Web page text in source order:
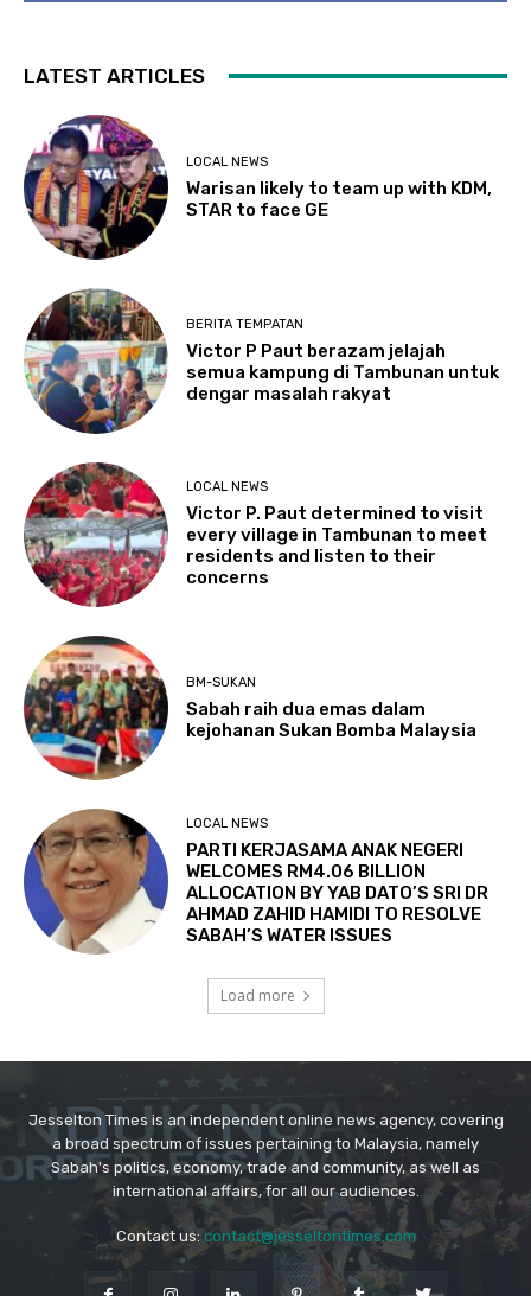
Jesselton Times is an independent online news agency, covering
a broad spectrum of issues pertaining to Malaysia, namely
Sabah's politics, economy, trade and community, as well as
international affairs, for all our audiences.
Contact us: contact@jesseltontimes.com